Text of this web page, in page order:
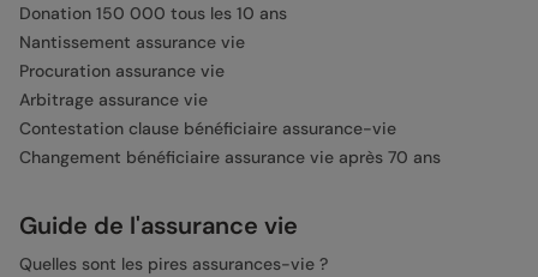
Donation 150 000 tous les 10 ans
Nantissement assurance vie
Procuration assurance vie
Arbitrage assurance vie
Contestation clause bénéficiaire assurance-vie
Changement bénéficiaire assurance vie après 70 ans
Guide de l'assurance vie
Quelles sont les pires assurances-vie ?